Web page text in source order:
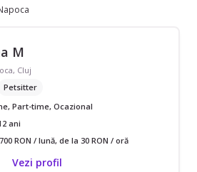
M
Cluj
Petsitter
Part-time, Ocazional
ani
RON / lună, de la 30 RON / oră
Vezi profil